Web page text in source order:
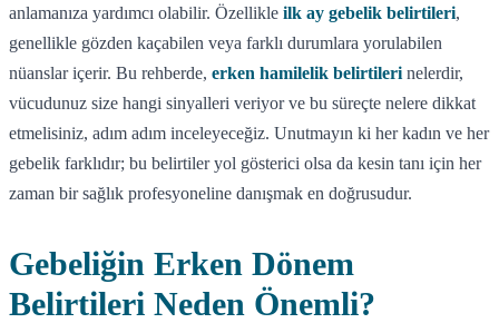
anlamanıza yardımcı olabilir. Özellikle ilk ay gebelik belirtileri,
genellikle gözden kaçabilen veya farklı durumlara yorulabilen
nüanslar içerir. Bu rehberde, erken hamilelik belirtileri nelerdir,
vücudunuz size hangi sinyalleri veriyor ve bu süreçte nelere dikkat
etmelisiniz, adım adım inceleyeceğiz. Unutmayın ki her kadın ve her
gebelik farklıdır; bu belirtiler yol gösterici olsa da kesin tanı için her
zaman bir sağlık profesyoneline danışmak en doğrusudur.
Gebeliğin Erken Dönem
Belirtileri Neden Önemli?